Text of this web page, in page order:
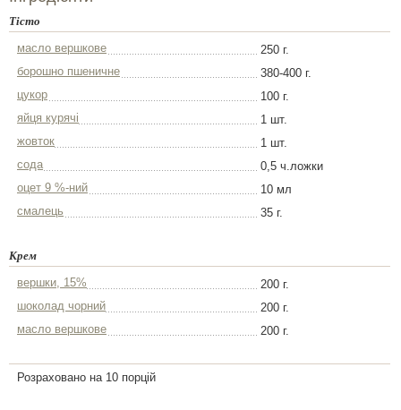
Тісто
масло вершкове
250 г.
борошно пшеничне
380-400 г.
цукор
100 г.
яйця курячі
1 шт.
жовток
1 шт.
сода
0,5 ч.ложки
оцет 9 %-ний
10 мл
смалець
35 г.
Крем
вершки, 15%
200 г.
шоколад чорний
200 г.
масло вершкове
200 г.
Розраховано на 10 порцій